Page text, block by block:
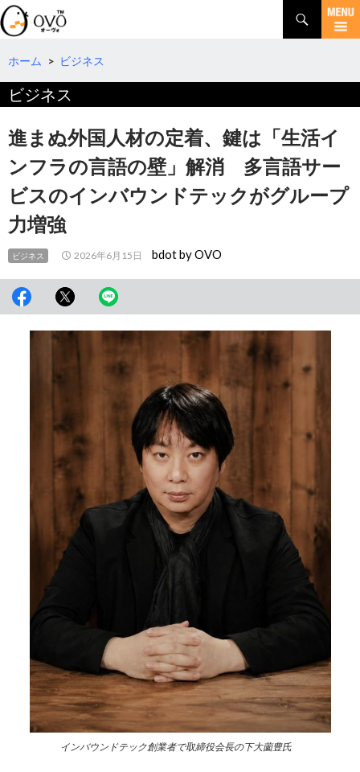
検
索
コ
テ
へ
移
動
ホーム > ビジネス
ビジネス
進まぬ外国人材の定着、鍵は「生活イ
ンフラの言語の壁」解消 多言語サー
ビスのインバウンドテックがグループ
力増強
ビジネス 2026年6月15日 bdot by OVO
インバウンドテック創業者で取締役会長の下大薗豊氏